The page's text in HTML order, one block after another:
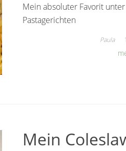
Mein absoluter Favorit
Pastagerichten
Paula
Mein